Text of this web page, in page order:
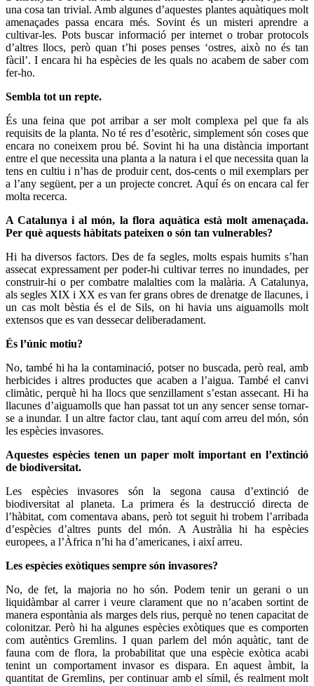
una cosa tan trivial. Amb algunes d’aquestes plantes aquàtiques molt
amenaçades passa encara més. Sovint és un misteri aprendre a
cultivar-les. Pots buscar informació per internet o trobar protocols
d’altres llocs, però quan t’hi poses penses ‘ostres, això no és tan
fàcil’. I encara hi ha espècies de les quals no acabem de saber com
fer-ho.
Sembla tot un repte.
És una feina que pot arribar a ser molt complexa pel que fa als
requisits de la planta. No té res d’esotèric, simplement són coses que
encara no coneixem prou bé. Sovint hi ha una distància important
entre el que necessita una planta a la natura i el que necessita quan la
tens en cultiu i n’has de produir cent, dos-cents o mil exemplars per
a l’any següent, per a un projecte concret. Aquí és on encara cal fer
molta recerca.
A Catalunya i al món, la flora aquàtica està molt amenaçada.
Per què aquests hàbitats pateixen o són tan vulnerables?
Hi ha diversos factors. Des de fa segles, molts espais humits s’han
assecat expressament per poder-hi cultivar terres no inundades, per
construir-hi o per combatre malalties com la malària. A Catalunya,
als segles XIX i XX es van fer grans obres de drenatge de llacunes, i
un cas molt bèstia és el de Sils, on hi havia uns aiguamolls molt
extensos que es van dessecar deliberadament.
És l’únic motiu?
No, també hi ha la contaminació, potser no buscada, però real, amb
herbicides i altres productes que acaben a l’aigua. També el canvi
climàtic, perquè hi ha llocs que senzillament s’estan assecant. Hi ha
llacunes d’aiguamolls que han passat tot un any sencer sense tornar-
se a inundar. I un altre factor clau, tant aquí com arreu del món, són
les espècies invasores.
Aquestes espècies tenen un paper molt important en l’extinció
de biodiversitat.
Les espècies invasores són la segona causa d’extinció de
biodiversitat al planeta. La primera és la destrucció directa de
l’hàbitat, com comentava abans, però tot seguit hi trobem l’arribada
d’espècies d’altres punts del món. A Austràlia hi ha espècies
europees, a l’Àfrica n’hi ha d’americanes, i així arreu.
Les espècies exòtiques sempre són invasores?
No, de fet, la majoria no ho són. Podem tenir un gerani o un
liquidàmbar al carrer i veure clarament que no n’acaben sortint de
manera espontània als marges dels rius, perquè no tenen capacitat de
colonitzar. Però hi ha algunes espècies exòtiques que es comporten
com autèntics Gremlins. I quan parlem del món aquàtic, tant de
fauna com de flora, la probabilitat que una espècie exòtica acabi
tenint un comportament invasor es dispara. En aquest àmbit, la
quantitat de Gremlins, per continuar amb el símil, és realment molt